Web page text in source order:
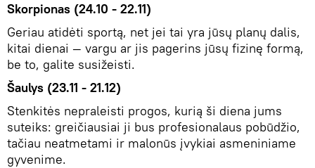
Skorpionas (24.10 - 22.11)
Geriau atidėti sportą, net jei tai yra jūsų planų dalis,
kitai dienai — vargu ar jis pagerins jūsų fizinę formą,
be to, galite susižeisti.
Šaulys (23.11 - 21.12)
Stenkitės nepraleisti progos, kurią ši diena jums
suteiks: greičiausiai ji bus profesionalaus pobūdžio,
tačiau neatmetami ir malonūs įvykiai asmeniniame
gyvenime.